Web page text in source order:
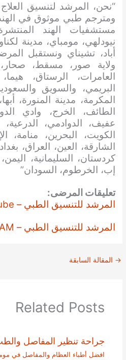
“نحن، المرشد لتنسيق
ومترجم طبي موثوق في
مستشفيات الهند
نيودلهي، مومباي، مدينة
أباد، تشيناي ونستقبل
ولاية صور، مسقط، صحار،
العامرات، الرستاق،
البريمي، والسويق
المكرمة، مدينة المنورة،
الطائف، الخرج، وادي
عفيف، الدوادمي،
الكويت، البحرين، منامة،
الشارقة، العين، العراق،
كردستان، السليمانية،
إب، الخرطوم، السودان”
تعليقات المرضى:
المرشد للتنسيق الطبي – YouTube
المرشد للتنسيق الطبي – INSTAGRAM
→ المقالة السابقة
Related Posts
جراحة تنظير المفاصل
افضل أطباء العظام والمفاصل في مومباي،